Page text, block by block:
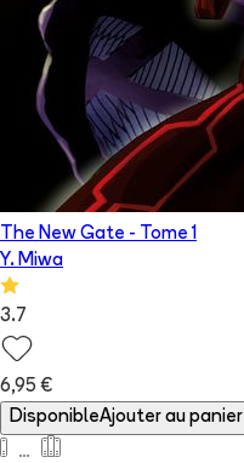
The New Gate - Tome 1
Y. Miwa
3.7
6,95 €
DisponibleAjouter au panier